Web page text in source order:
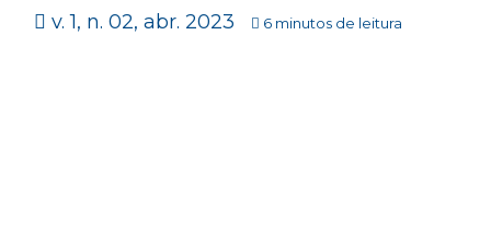
v. 1, n. 02, abr. 2023 6 minutos de leitura